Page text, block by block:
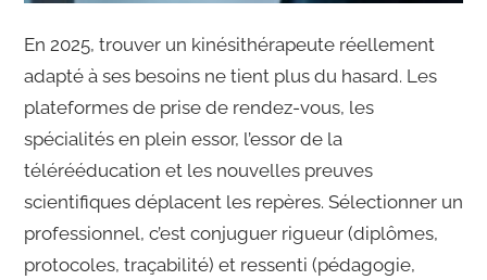
En 2025, trouver un kinésithérapeute réellement
adapté à ses besoins ne tient plus du hasard. Les
plateformes de prise de rendez-vous, les
spécialités en plein essor, l’essor de la
télérééducation et les nouvelles preuves
scientifiques déplacent les repères. Sélectionner un
professionnel, c’est conjuguer rigueur (diplômes,
protocoles, traçabilité) et ressenti (pédagogie,